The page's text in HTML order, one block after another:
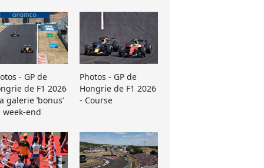
- GP de
de F1 2026
galerie ’bonus’
week-end
Photos - GP de
Hongrie de F1 2026
- Course